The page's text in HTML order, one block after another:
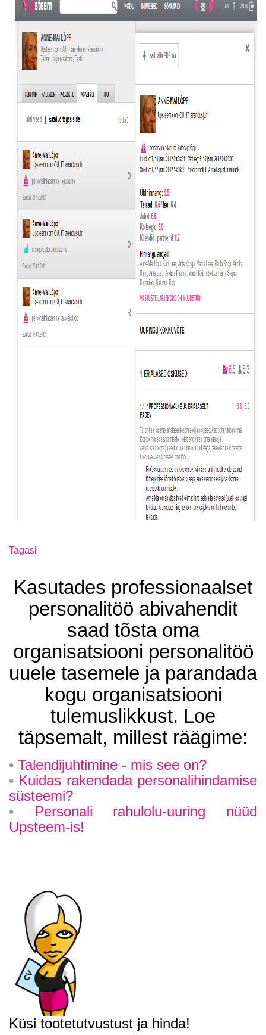
Tagasi
Kasutades professionaalset
personalitöö abivahendit
saad tõsta oma
organisatsiooni personalitöö
uuele tasemele ja parandada
kogu organisatsiooni
tulemuslikkust. Loe
täpsemalt, millest räägime:
Talendijuhtimine - mis see on?
Kuidas rakendada personalihindamise
süsteemi?
Personali rahulolu-uuring nüüd
Upsteem-is!
Küsi tootetutvustust ja hinda!